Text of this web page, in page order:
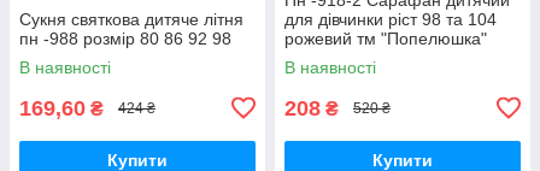
Сукня святкова дитяче літня
пн -988 розмір 80 86 92 98
В наявності
169,60 ₴ 424 ₴
Купити
для дівчинки ріст 98 та 104
рожевий тм "Попелюшка"
В наявності
208 ₴ 520 ₴
Купити